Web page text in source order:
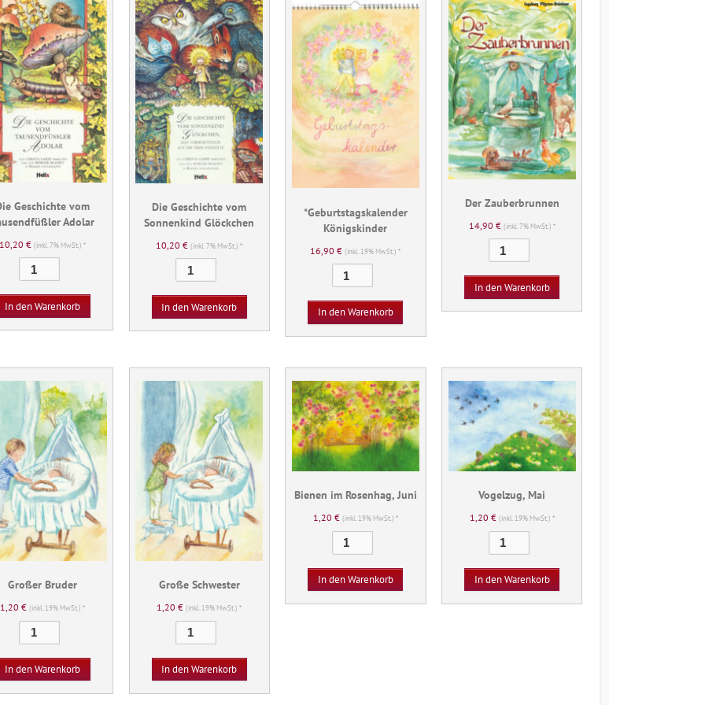
Geschichte vom
Adolar
10,20€ (inkl. 7% MwSt.) *
Geschichte
vom
Tausendfüßler
Adolar
In den Warenkorb
Die Geschichte vom
Sonnenkind Glöckchen
10,20€ (inkl. 7% MwSt.) *
Geschichte
vom
Sonnenkind
Glöckchen
In den Warenkorb
*Geburtstagskalender
Königskinder
16,90€ (inkl. 19% MwSt.) *
Königskinder
Menge
In den Warenkorb
Der Zauberbrunnen
14,90 € (inkl. 7% MwSt.) *
Zauberbrunnen
Menge
In den Warenkorb
Großer Bruder
1,20€ (inkl. 19% MwSt.) *
Bruder
Menge
In den Warenkorb
Große Schwester
1,20€ (inkl. 19% MwSt.) *
Schwester
Menge
In den Warenkorb
Bienen im Rosenhag, Juni
1,20 € (inkl. 19% MwSt.) *
im
Rosenhag,
Juni
Menge
In den Warenkorb
Vogelzug, Mai
1,20 € (inkl. 19% MwSt.) *
Mai
Menge
In den Warenkorb